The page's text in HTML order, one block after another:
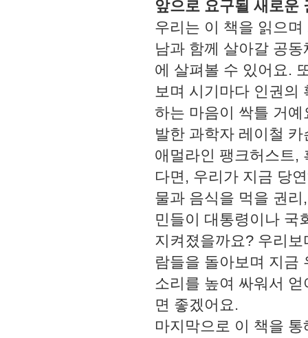
앞으로 요구될 새로운
우리는 이 책을 읽으
남과 함께 살아갈 공
에 살펴볼 수 있어요.
보며 시기마다 인권의
하는 마음이 싹틀 거
발한 과학자 레이철
애멀라인 팽크허스트,
다면, 우리가 지금 당
물과 음식을 먹을 권
민들이 대통령이나 국
지켜졌을까요? 우리
람들을 돌아보며 지금
소리를 높여 싸워서 얻
면 좋겠어요.
마지막으로 이 책을